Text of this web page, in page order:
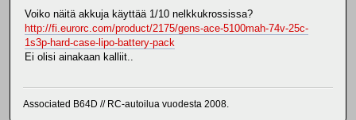
Voiko näitä akkuja käyttää 1/10 nelkkukrossissa?
http://fi.eurorc.com/product/2175/gens-ace-5100mah-74v-25c-
1s3p-hard-case-lipo-battery-pack
Ei olisi ainakaan kalliit..
Associated B64D // RC-autoilua vuodesta 2008.